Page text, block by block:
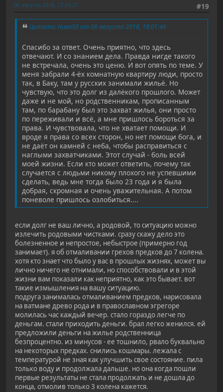
#19
06 августа 2018, 23:24:21
Цитата: Ника50 от 06 августа 2018, 18:01:46
Спасибо за ответ. Очень приятно, что здесь
отвечают. И со знанием дела. Правда нигде такого
не встречала, очень это ценю. И вот опять по теме. У
меня забрали 4-ёх комнатную квартиру люди, просто
так, в Баку, там у русских занимали жильё. Но
чувствую, что это долг из далёкого прошлого. Может
даже и не мой, но родственникам, прописанным
там, по барабану был это захват жилья, они просто
по переживали и всё, а мне пришлось бороться за
права. И чувствовала, что не хватает помощи. И
вроде я права со всех сторон, но нет помощи бога, и
не даёт он камней с неба, чтобы расправиться с
наглыми захватчиками. Этот случай - боль всей
моей жизни. Если кто может ответить, почему так
случается с людьми никому плохого не успевшими
сделать, ведь мне тогда было 23 года и я была
добрая, скромная и очень уважительная. А потом
поневоле пришлось озлобиться....
если долг не ваш лично, а родовой, то ситуацию можно
излечить родовыми чистками. сразу скажу дело это
болезненное и непростое, небыстрое (примерно год
занимает). я об отмаливании грехов предков до 7 колена.
хотя кто знает что было у вас в прошлых жизнях, может вы
лично ничего не отнимали, но способствовали и в этой
жизни вам показали как неприятно, как это бывает. вот
такие измышления на вашу ситуацию.
подруга занималась отмаливанием предков, нарисовала
на ватмане древо рода и в православном эгрегоре
молилась час каждый вечер. стало гораздо легче по
деньгам. стали приходить деньги. брал легко женился. ей
предложили деньги на жилье родственница
безпроцентно. из минусов - ее тошнило, рвало буквально
на некоторых предках. снились кошмары. лежала с
температурой не зная как улучшить свое состояние. пила
только воду и продолжала дальше. но она когда пошли
первые результаты не стала продолжать и не дошла до
конца, отмолив только 3 колена кажется.